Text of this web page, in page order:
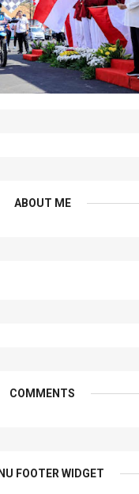
ABOUT ME
COMMENTS
FOOTER WIDGET